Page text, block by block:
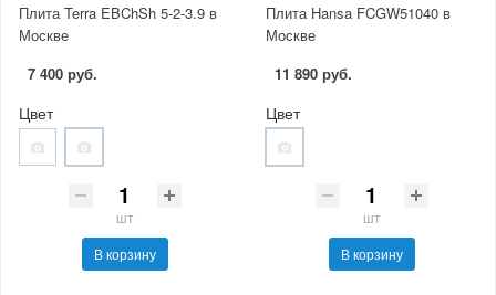
Плита Terra EBChSh 5-2-3.9 в
Москве
7 400 руб.
Цвет
шт
В корзину
Плита Hansa FCGW51040 в
Москве
11 890 руб.
Цвет
шт
В корзину